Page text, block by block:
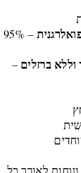
– 95%
וללא ברזלים –